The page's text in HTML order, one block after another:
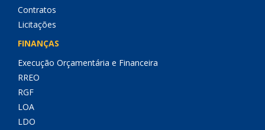
Contratos
Licitações
FINANÇAS
Execução Orçamentária e Financeira
RREO
RGF
LOA
LDO